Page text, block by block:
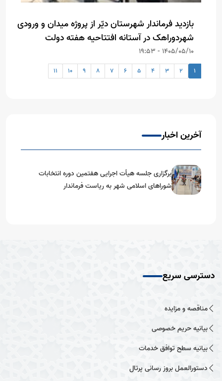
بازدید فرماندار شهرستان دیّر از پروژه میدان و ورودی
شهردوراهک در آستانه افتتاحیه هفته دولت
1405/05/10 - 19:53
1
2
3
4
5
6
7
8
9
10
11
آخرین اخبار
برگزاری جلسه هیأت اجرایی هفتمین دوره انتخابات
شوراهای اسلامی شهر به ریاست فرماندار
دسترسی سریع
مناقصه و مزایده
بیانیه حریم خصوصی
بیانیه سطح توافق خدمات
دستورالعمل بروز رسانی پرتال